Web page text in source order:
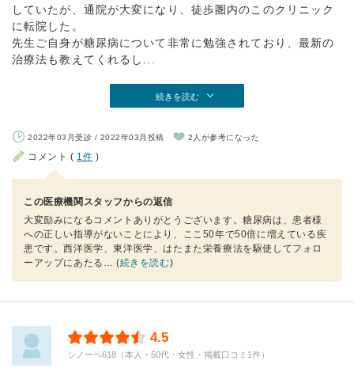
していたが、通院が大変になり、徒歩圏内のこのクリニック
に転院した。
先生ご自身が糖尿病について非常に勉強されており、最新の
治療法も教えてくれるし...
続きを読む
2022年03月受診 / 2022年03月投稿 2人が参考になった
コメント ( 1件 )
この医療機関スタッフからの返信
大変励みになるコメントありがとうございます。糖尿病は、患者様
への正しい指導がないことにより、ここ50年で50倍に増えている疾
患です。西洋医学、東洋医学、はたまた栄養療法を駆使してフォロ
ーアップにあたる … (続きを読む)
4.5
シノーペ618（本人・50代・女性・掲載口コミ1件）